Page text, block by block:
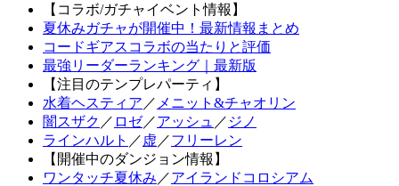
【コラボ/ガチャイベント情報】
夏休みガチャが開催中！最新情報まとめ
コードギアスコラボの当たりと評価
最強リーダーランキング｜最新版
【注目のテンプレパーティ】
水着ヘスティア ／ メニット&チャオリン
闇スザク ／ ロゼ／アッシュ ／ ジノ
ラインハルト ／ 虚 ／フリーレン
【開催中のダンジョン情報】
ワンタッチ夏休み ／アイランドコロシアム